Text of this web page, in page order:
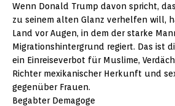
Wenn Donald Trump davon spricht,
zu seinem alten Glanz verhelfen will,
Land vor Augen, in dem der starke
Migrationshintergrund regiert. Das ist
ein Einreiseverbot für Muslime,
Richter mexikanischer Herkunft und
gegenüber Frauen.
Begabter Demagoge